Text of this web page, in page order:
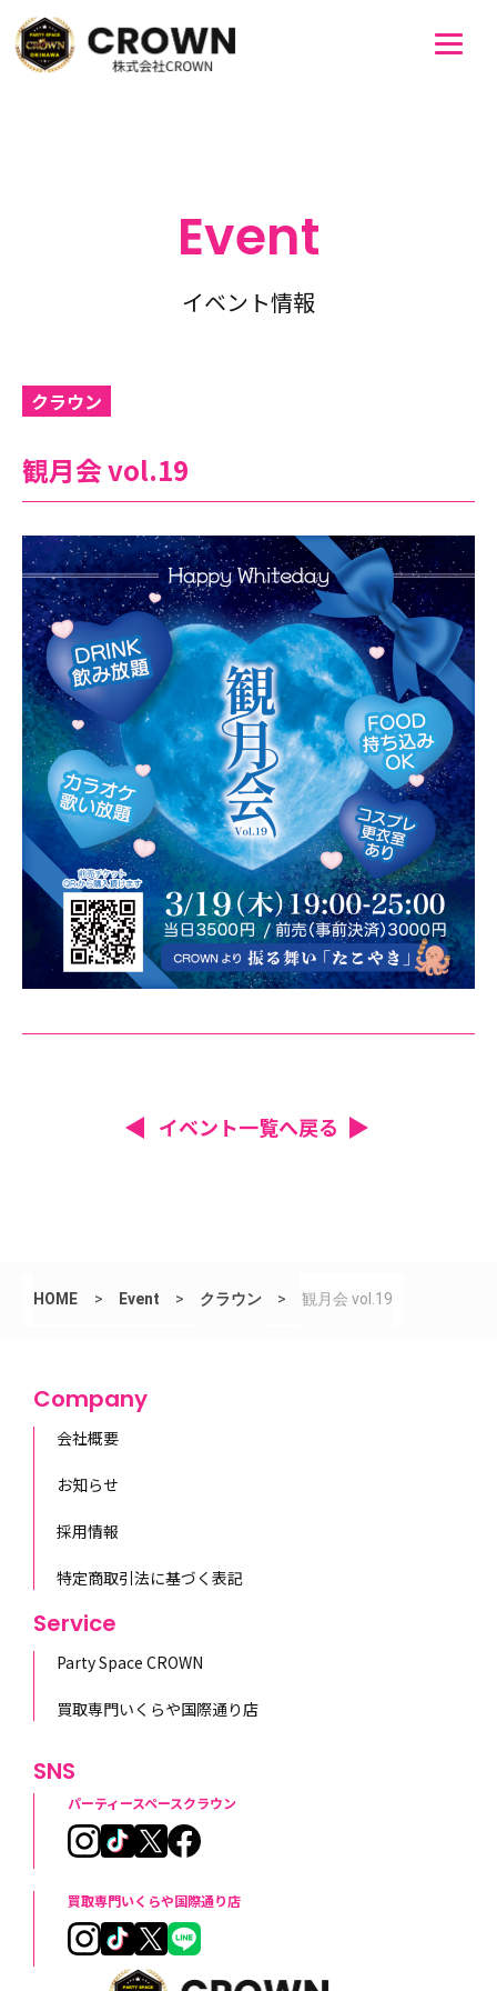
Event
イベント情報
クラウン
観月会 vol.19
イベント一覧へ戻る
HOME > Event > クラウン > 観月会 vol.19
Company
会社概要
お知らせ
採用情報
特定商取引法に基づく表記
Service
Party Space CROWN
買取専門いくらや国際通り店
SNS
パーティースペースクラウン
買取専門いくらや国際通り店